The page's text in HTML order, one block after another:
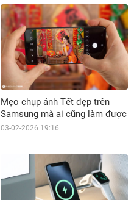
Mẹo chụp ảnh Tết đẹp trên
Samsung mà ai cũng làm được
03-02-2026 19:16